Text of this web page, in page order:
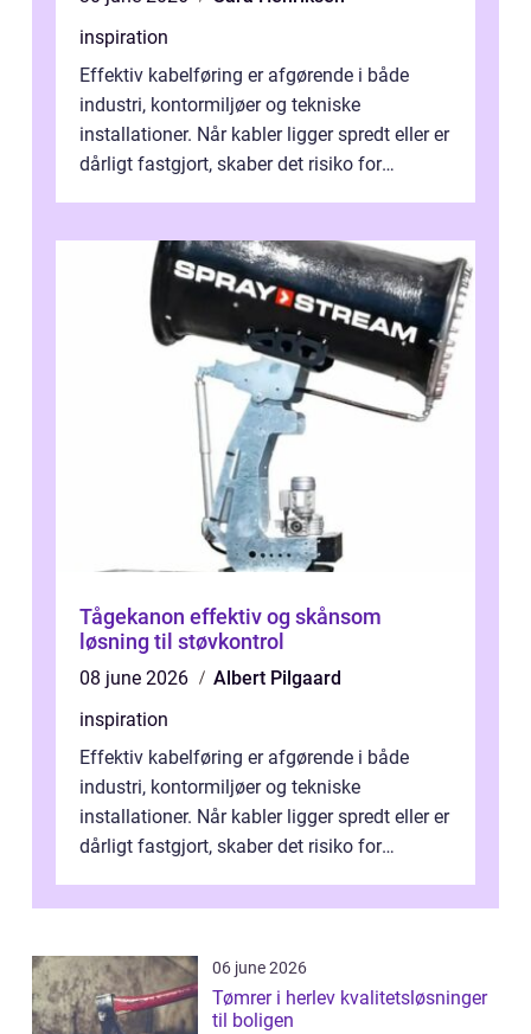
inspiration
Effektiv kabelføring er afgørende i både
industri, kontormiljøer og tekniske
installationer. Når kabler ligger spredt eller er
dårligt fastgjort, skaber det risiko for
Tågekanon effektiv og skånsom
løsning til støvkontrol
08 june 2026
Albert Pilgaard
inspiration
Effektiv kabelføring er afgørende i både
industri, kontormiljøer og tekniske
installationer. Når kabler ligger spredt eller er
dårligt fastgjort, skaber det risiko for
06 june 2026
Tømrer i herlev kvalitetsløsninger
til boligen